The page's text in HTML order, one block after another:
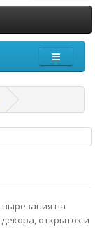
на
открыток и